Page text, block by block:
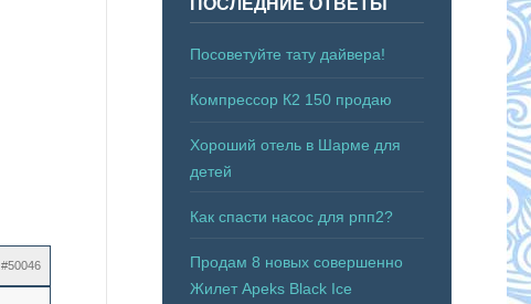
#50046
Посоветуйте тату дайвера!
Компрессор К2 150 продаю
Хороший отель в Шарме для
детей
Как спасти насос для рпп2?
Продам 8 новых совершенно
Жилет Apeks Black Ice